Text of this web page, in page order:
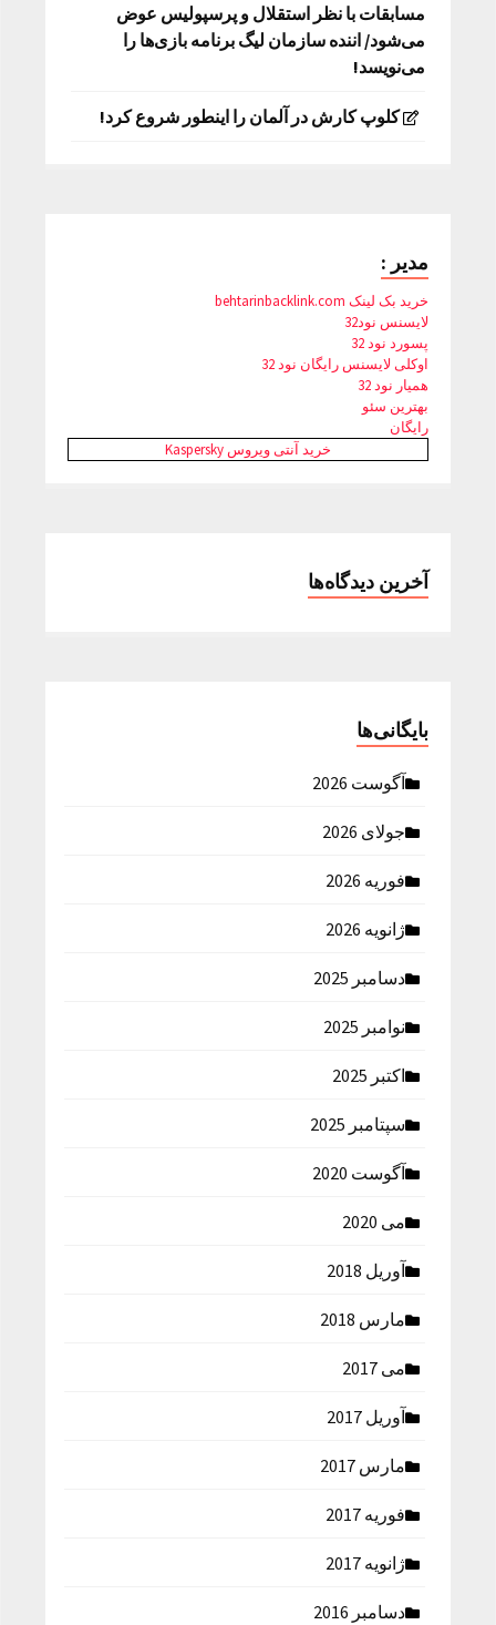
مسابقات با نظر استقلال و پرسپولیس عوض
می‌شود/ اننده سازمان لیگ برنامه بازی‌ها را
می‌نویسد!
کلوپ کارش در آلمان را اینطور شروع کرد!
مدیر :
خرید بک لینک behtarinbacklink.com
لایسنس نود32
پسورد نود 32
اوکلی لایسنس رایگان نود 32
همیار نود 32
بهترین سئو
رایگان
خرید آنتی ویروس Kaspersky
آخرین دیدگاه‌ها
بایگانی‌ها
آگوست 2026
جولای 2026
فوریه 2026
ژانویه 2026
دسامبر 2025
نوامبر 2025
اکتبر 2025
سپتامبر 2025
آگوست 2020
می 2020
آوریل 2018
مارس 2018
می 2017
آوریل 2017
مارس 2017
فوریه 2017
ژانویه 2017
دسامبر 2016